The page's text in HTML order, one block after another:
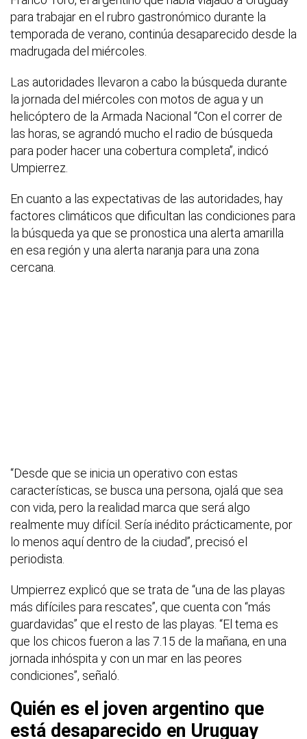
para trabajar en el rubro gastronómico durante la
temporada de verano, continúa desaparecido desde la
madrugada del miércoles.
Las autoridades llevaron a cabo la búsqueda durante
la jornada del miércoles con motos de agua y un
helicóptero de la Armada Nacional “Con el correr de
las horas, se agrandó mucho el radio de búsqueda
para poder hacer una cobertura completa”, indicó
Umpierrez.
En cuanto a las expectativas de las autoridades, hay
factores climáticos que dificultan las condiciones para
la búsqueda ya que se pronostica una alerta amarilla
en esa región y una alerta naranja para una zona
cercana.
“Desde que se inicia un operativo con estas
características, se busca una persona, ojalá que sea
con vida, pero la realidad marca que será algo
realmente muy difícil. Sería inédito prácticamente, por
lo menos aquí dentro de la ciudad”, precisó el
periodista.
Umpierrez explicó que se trata de “una de las playas
más difíciles para rescates”, que cuenta con “más
guardavidas” que el resto de las playas. “El tema es
que los chicos fueron a las 7.15 de la mañana, en una
jornada inhóspita y con un mar en las peores
condiciones”, señaló.
Quién es el joven argentino que
está desaparecido en Uruguay